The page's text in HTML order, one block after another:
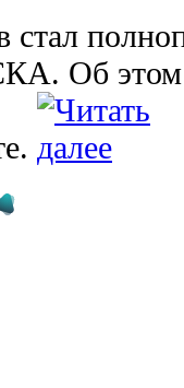
стал
Об